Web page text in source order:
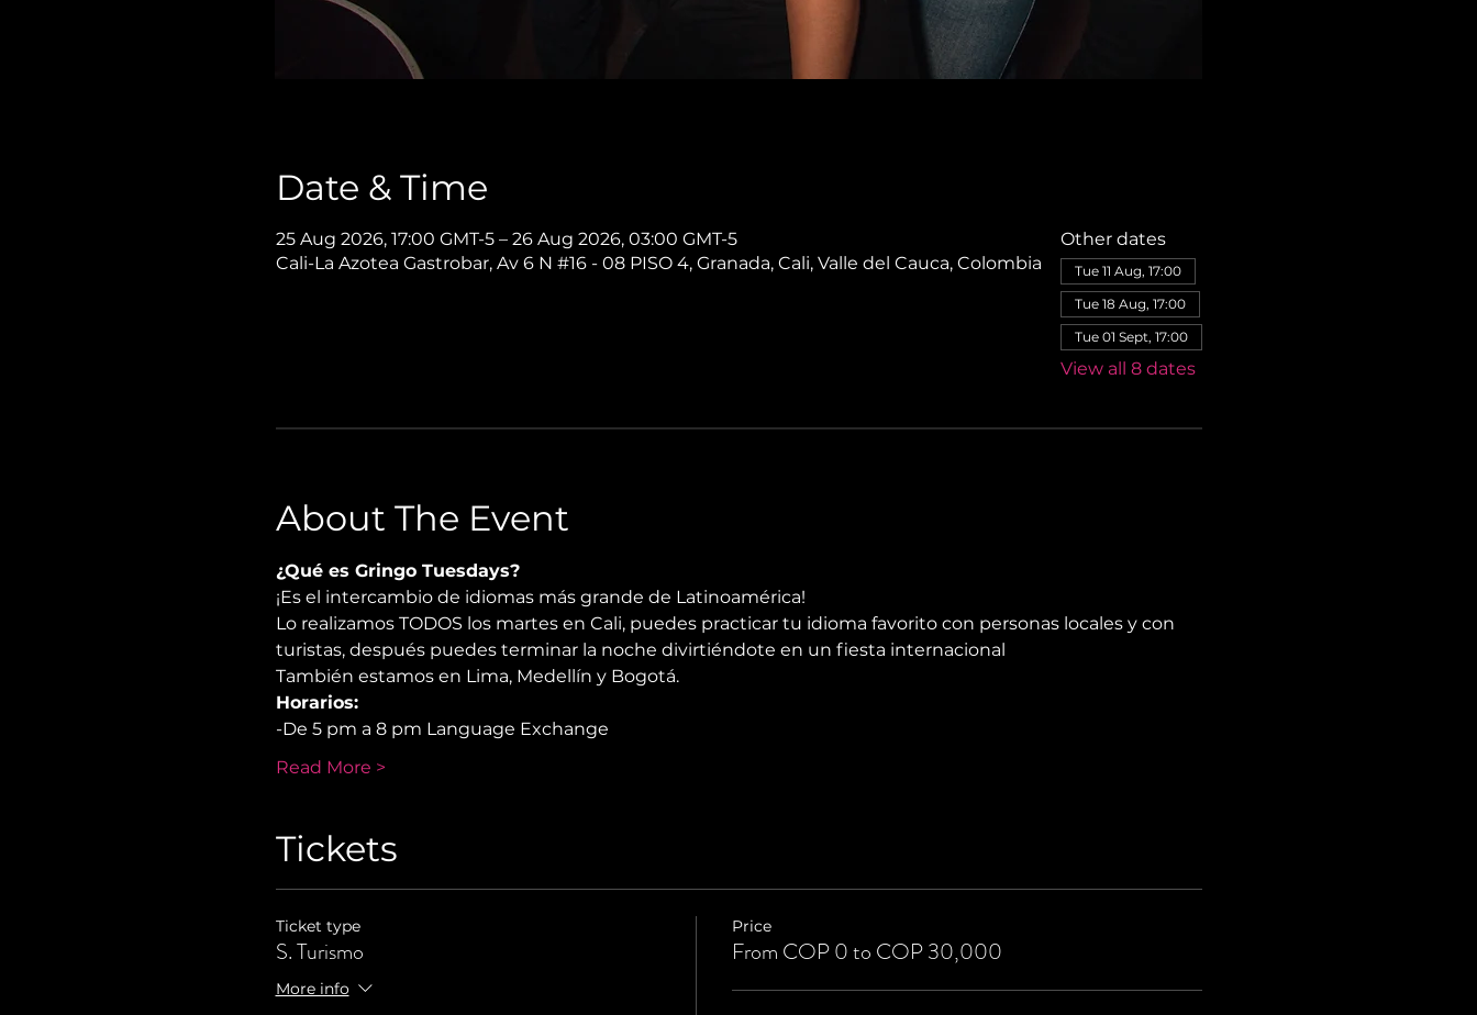
Date & Time
25 Aug 2026, 17:00 GMT-5 – 26 Aug 2026, 03:00 GMT-5
Cali-La Azotea Gastrobar, Av 6 N #16 - 08 PISO 4, Granada, Cali, Valle del Cauca, Colombia
Other dates
Tue 11 Aug, 17:00
Tue 18 Aug, 17:00
Tue 01 Sept, 17:00
View all 8 dates
About The Event
¿Qué es Gringo Tuesdays?
¡Es el intercambio de idiomas más grande de Latinoamérica!
Lo realizamos TODOS los martes en Cali, puedes practicar tu idioma favorito con personas locales y con
turistas, después puedes terminar la noche divirtiéndote en un fiesta internacional
También estamos en Lima, Medellín y Bogotá.
Horarios:
-De 5 pm a 8 pm Language Exchange
Read More >
Tickets
Ticket type
S. Turismo
More info
Price
From COP 0 to COP 30,000